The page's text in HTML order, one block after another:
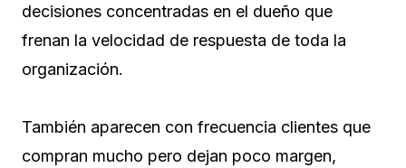
decisiones concentradas en el dueño que
frenan la velocidad de respuesta de toda la
organización.
También aparecen con frecuencia clientes que
compran mucho pero dejan poco margen,